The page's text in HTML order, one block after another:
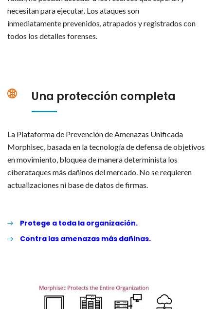
necesitan para ejecutar. Los ataques son
inmediatamente prevenidos, atrapados y registrados con
todos los detalles forenses.
Una protección completa
La Plataforma de Prevención de Amenazas Unificada
Morphisec, basada en la tecnología de defensa de objetivos
en movimiento, bloquea de manera determinista los
ciberataques más dañinos del mercado. No se requieren
actualizaciones ni base de datos de firmas.
Protege a toda la organización.
Contra las amenazas más dañinas.